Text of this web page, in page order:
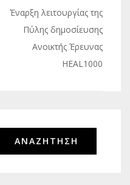
Έναρξη λειτουργίας της
Πύλης δημοσίευσης
Ανοικτής Έρευνας
HEAL1000